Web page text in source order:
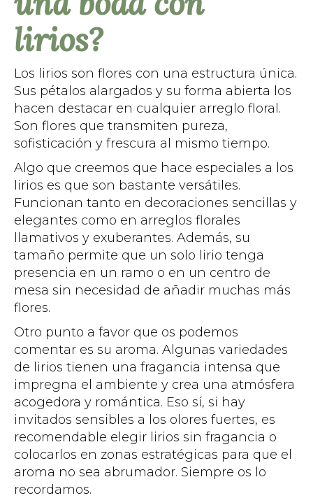
lirios?
Los lirios son flores con una estructura única.
Sus pétalos alargados y su forma abierta los
hacen destacar en cualquier arreglo floral.
Son flores que transmiten pureza,
sofisticación y frescura al mismo tiempo.
Algo que creemos que hace especiales a los
lirios es que son bastante versátiles.
Funcionan tanto en decoraciones sencillas y
elegantes como en arreglos florales
llamativos y exuberantes. Además, su
tamaño permite que un solo lirio tenga
presencia en un ramo o en un centro de
mesa sin necesidad de añadir muchas más
flores.
Otro punto a favor que os podemos
comentar es su aroma. Algunas variedades
de lirios tienen una fragancia intensa que
impregna el ambiente y crea una atmósfera
acogedora y romántica. Eso sí, si hay
invitados sensibles a los olores fuertes, es
recomendable elegir lirios sin fragancia o
colocarlos en zonas estratégicas para que el
aroma no sea abrumador. Siempre os lo
recordamos.